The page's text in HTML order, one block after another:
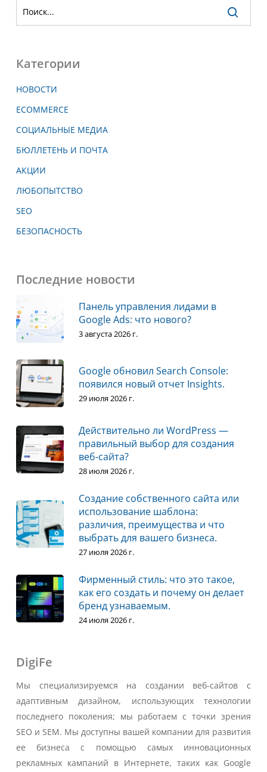
Категории
НОВОСТИ
ECOMMERCE
СОЦИАЛЬНЫЕ МЕДИА
БЮЛЛЕТЕНЬ И ПОЧТА
АКЦИИ
ЛЮБОПЫТСТВО
SEO
БЕЗОПАСНОСТЬ
Последние новости
Панель управления лидами в
Google Ads: что нового?
3 августа 2026 г.
Google обновил Search Console:
появился новый отчет Insights.
29 июля 2026 г.
Действительно ли WordPress —
правильный выбор для создания
веб-сайта?
28 июля 2026 г.
Создание собственного сайта или
использование шаблона:
различия, преимущества и что
выбрать для вашего бизнеса.
27 июля 2026 г.
Фирменный стиль: что это такое,
как его создать и почему он делает
бренд узнаваемым.
24 июля 2026 г.
DigiFe
Мы специализируемся на создании веб-сайтов с
адаптивным дизайном, использующих технологии
последнего поколения; мы работаем с точки зрения
SEO и SEM. Мы доступны вашей компании для развития
ее бизнеса с помощью самых инновационных
рекламных кампаний в Интернете, таких как Google